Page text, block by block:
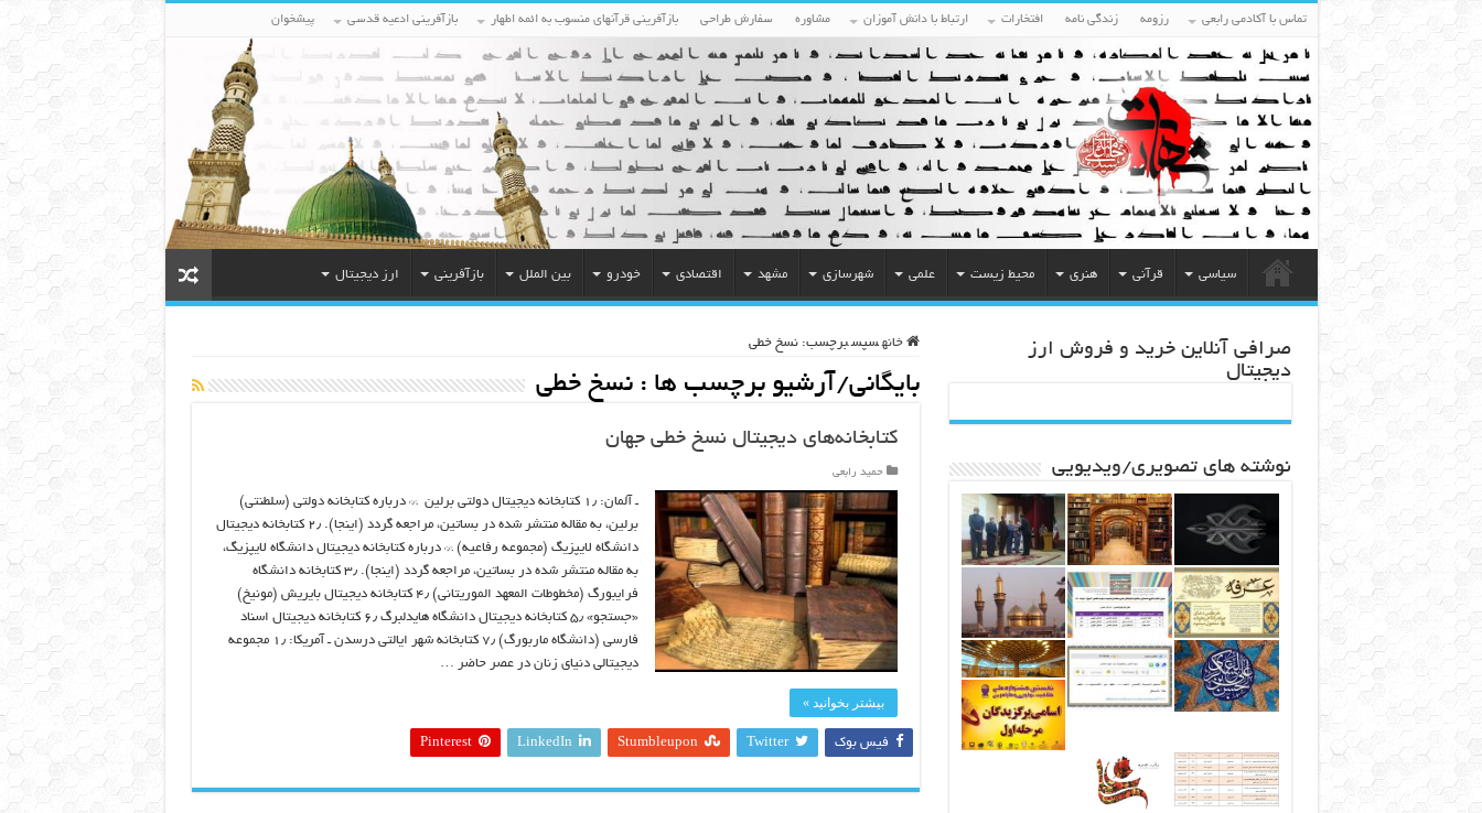
تماس با آکادمی رابعی رزومه زندگی نامه افتخارات ارتباط با دانش آموزان مشاوره سفارش طراحی بازآفرینی قرآنهای منسوب به ائمه اطهار بازآفرینی ادعیه قدسی پیشخوان
سیاسی قرآنی هنری محیط زیست علمی شهرسازی مشهد اقتصادی خودرو بین الملل بازآفرینی ارز دیجیتال
خانه سپس برچسب:نسخ خطی
بایگانی/آرشیو برچسب ها :نسخ خطی
کتابخانه‌های دیجیتال نسخ خطی جهان
حمید رابعی
ـ آلمان: ۱٫ کتابخانه ديجيتال دولتي برلين ** درباره کتابخانه دولتي (سلطنتي)
برلين، به مقاله منتشر شده در بساتين، مراجعه گردد (اينجا). ۲٫ کتابخانه ديجيتال
دانشگاه لايپزيگ (مجموعه رفاعيه) ** درباره کتابخانه ديجيتال دانشگاه لايپزيگ،
به مقاله منتشر شده در بساتين، مراجعه گردد (اينجا). ۳٫ کتابخانه دانشگاه
فرايبورگ (مخطوطات المعهد الموريتاني) ۴٫ کتابخانه ديجيتال بايريش (مونيخ)
«جستجو» ۵٫ کتابخانه ديجيتال دانشگاه هايدلبرگ ۶٫ کتابخانه ديجيتال اسناد
فارسي (دانشگاه ماربورگ) ۷٫ کتابخانه شهر ايالتي درسدن ـ آمريکا: ۱٫ مجموعه
ديجيتالي دنياي زنان در عصر حاضر …
بیشتر بخوانید »
فیس بوک Twitter
Stumbleupon
LinkedIn
Pinterest
صرافی آنلاین خرید و فروش ارز
دیجیتال
نوشته های تصویری/ویدیویی